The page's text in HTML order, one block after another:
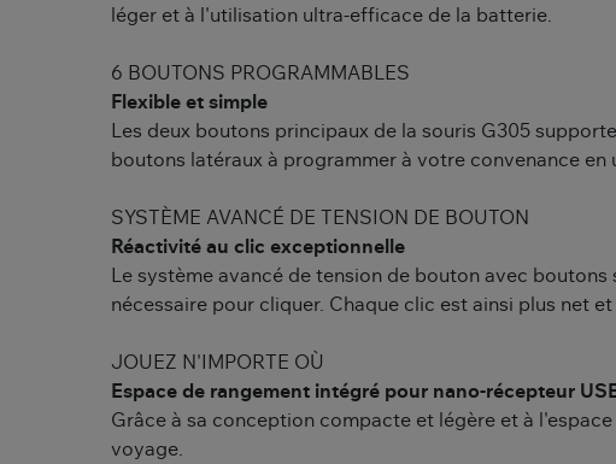
léger et à l'utilisation ultra-efficace de la batterie.
6 BOUTONS PROGRAMMABLES
Flexible et simple
Les deux boutons principaux de la souris G305
boutons latéraux à programmer à votre convenance
SYSTÈME AVANCÉ DE TENSION DE BOUTON
Réactivité au clic exceptionnelle
Le système avancé de tension de bouton avec
nécessaire pour cliquer. Chaque clic est ainsi plus net
JOUEZ N'IMPORTE OÙ
Espace de rangement intégré pour nano-récepteur
Grâce à sa conception compacte et légère et à
voyage.